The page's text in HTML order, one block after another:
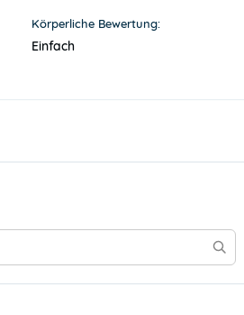
Körperliche Bewertung:
Einfach